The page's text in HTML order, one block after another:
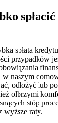
spłata
przypadków
naszym
odłożyć lub
olbrzymi
stóp
wyższe raty.